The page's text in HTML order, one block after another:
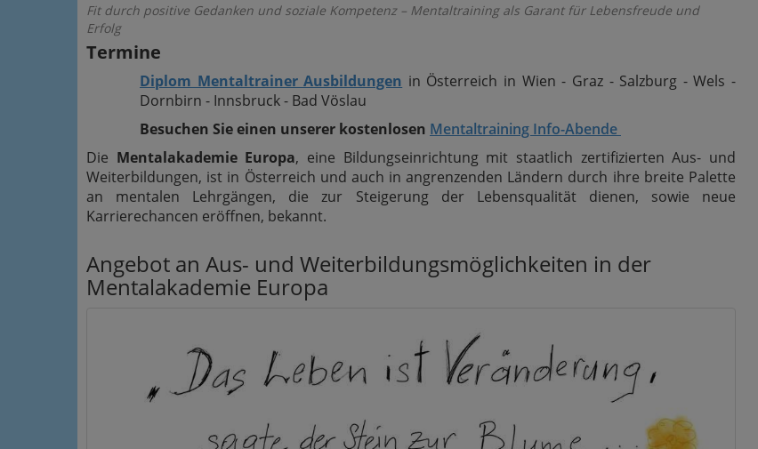
Fit durch positive Gedanken und soziale Kompetenz – Mentaltraining als Garant für Lebensfreude und
Erfolg
Termine
Diplom Mentaltrainer Ausbildungen in Österreich in Wien - Graz - Salzburg - Wels -
Dornbirn - Innsbruck - Bad Vöslau
Besuchen Sie einen unserer kostenlosen Mentaltraining Info-Abende
Die Mentalakademie Europa, eine Bildungseinrichtung mit staatlich zertifizierten Aus- und
Weiterbildungen, ist in Österreich und auch in angrenzenden Ländern durch ihre breite Palette
an mentalen Lehrgängen, die zur Steigerung der Lebensqualität dienen, sowie neue
Karrierechancen eröffnen, bekannt.
Angebot an Aus- und Weiterbildungsmöglichkeiten in der
Mentalakademie Europa